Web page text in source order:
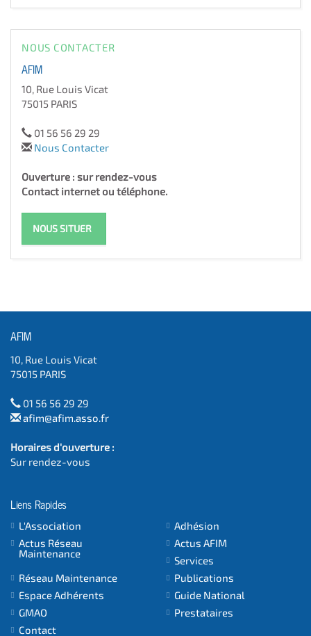
NOUS CONTACTER
AFIM
10, Rue Louis Vicat
75015 PARIS
01 56 56 29 29
Nous Contacter
Ouverture : sur rendez-vous
Contact internet ou téléphone.
NOUS SITUER
AFIM
10, Rue Louis Vicat
75015 PARIS
01 56 56 29 29
afim@afim.asso.fr
Horaires d'ouverture :
Sur rendez-vous
Liens Rapides
L'Association
Adhésion
Actus Réseau
Maintenance
Actus AFIM
Services
Réseau Maintenance
Publications
Espace Adhérents
Guide National
GMAO
Prestataires
Contact